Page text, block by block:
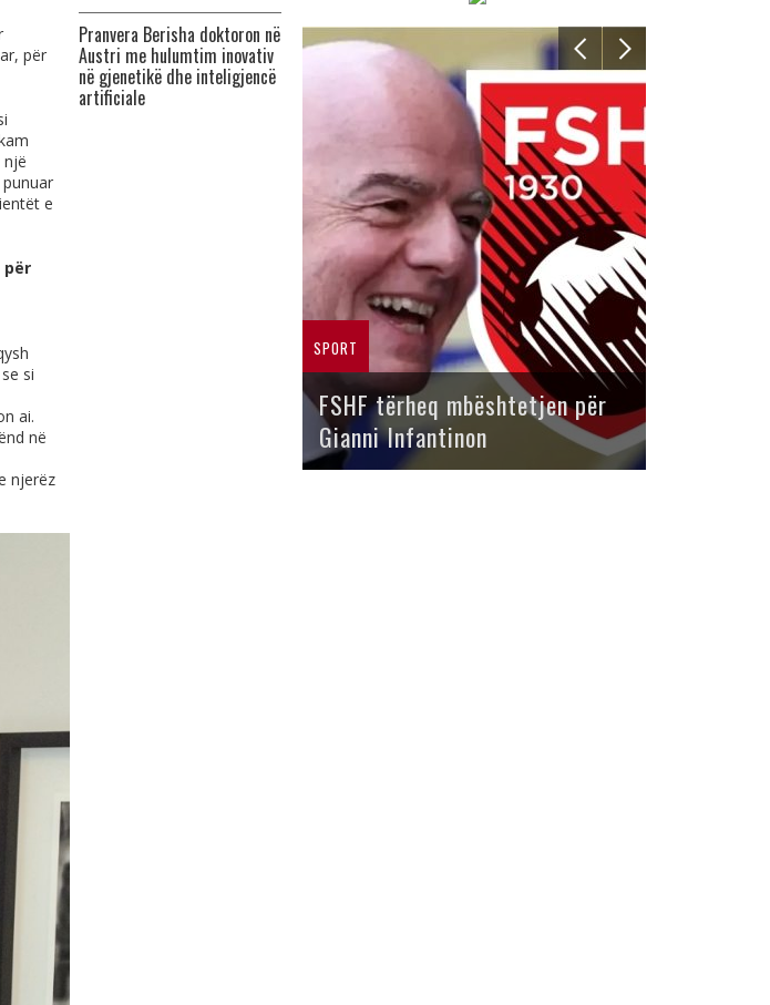
për
një
e
për
si
ai.
në
njerëz
Pranvera Berisha doktoron në
Austri me hulumtim inovativ
në gjenetikë dhe inteligjencë
artificiale
SPORT
FSHF tërheq mbështetjen për
Gianni Infantinon